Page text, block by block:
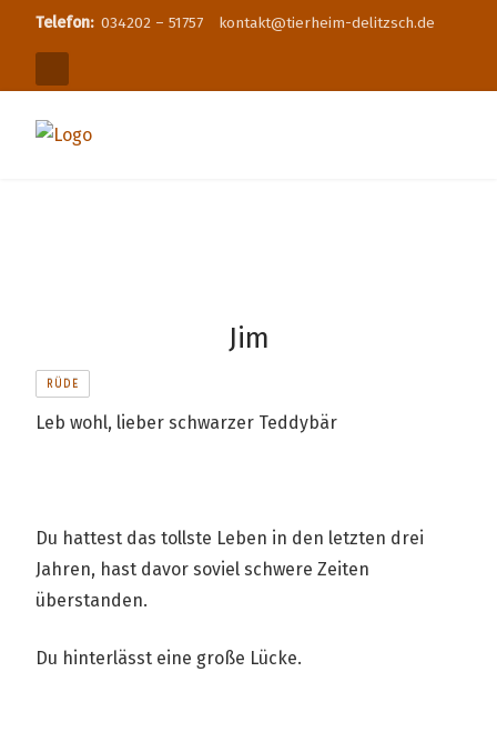
Telefon: 034202 – 51757 kontakt@tierheim-delitzsch.de
Jim
RÜDE
Leb wohl, lieber schwarzer Teddybär
Du hattest das tollste Leben in den letzten drei
Jahren, hast davor soviel schwere Zeiten
überstanden.
Du hinterlässt eine große Lücke.